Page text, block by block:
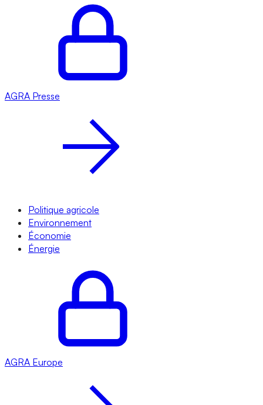
AGRA Presse
Politique agricole
Environnement
Économie
Énergie
AGRA Europe